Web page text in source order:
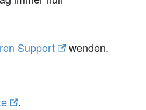
Support wenden.
.